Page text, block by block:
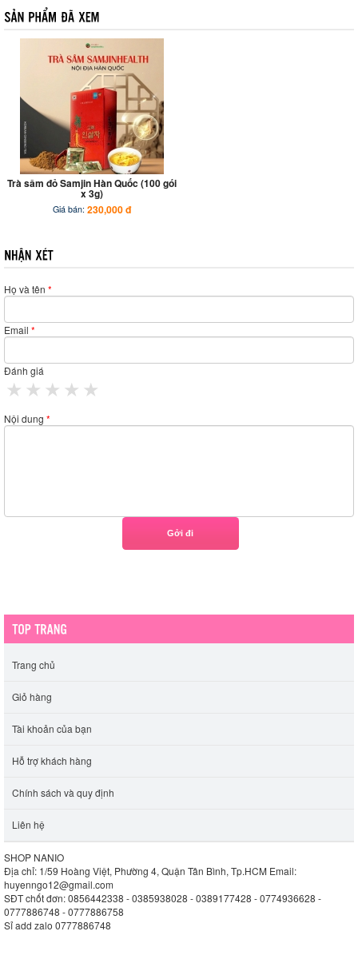
Trà sâm đỏ Samjin Hàn Quốc (100 gói
x 3g)
Giá bán: 230,000 đ
Họ và tên *
Email *
Đánh giá
4 stars
3 stars
2 stars
1 star
Nội dung *
Trang chủ
Giỏ hàng
Tài khoản của bạn
Hỗ trợ khách hàng
Chính sách và quy định
Liên hệ
SHOP NANIO
Địa chỉ: 1/59 Hoàng Việt, Phường 4, Quận Tân Bình, Tp.HCM Email:
huyenngo12@gmail.com
SĐT chốt đơn: 0856442338 - 0385938028 - 0389177428 - 0774936628 -
0777886748 - 0777886758
Sỉ add zalo 0777886748